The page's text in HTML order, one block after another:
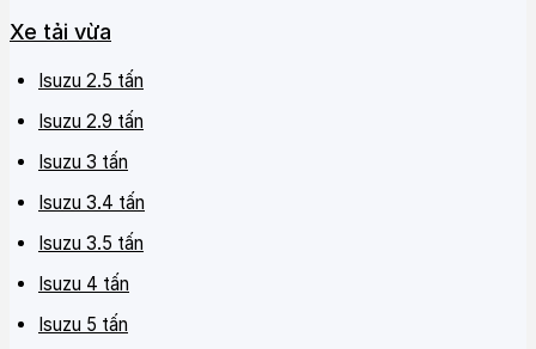
Xe tải vừa
Isuzu 2.5 tấn
Isuzu 2.9 tấn
Isuzu 3 tấn
Isuzu 3.4 tấn
Isuzu 3.5 tấn
Isuzu 4 tấn
Isuzu 5 tấn